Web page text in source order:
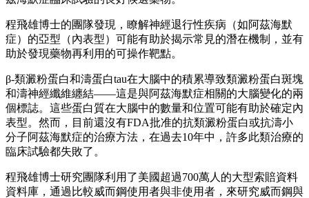
程飛雄博士的團隊發現，瞭解神經退行性疾病（如阿茲海默
症）的亞型（內表型）可能有助於揭示常見的潛在機制，並有
助於發現藥物再利用的可操作靶點。
β-類澱粉蛋白和濤蛋白tau在大腦中的積累導致類澱粉蛋白斑塊
和濤神經纖維纏結——這是與阿茲海默症相關的大腦變化的兩
個標誌。這些蛋白質在大腦中的數量和位置可能有助於確定內
表型。然而，目前還沒有FDA批准的抗類澱粉蛋白或抗濤小
分子阿茲海默症的治療方法，在過去10年中，許多此類治療的
臨床試驗都失敗了。
程飛雄博士研究團隊利用了美國超過700萬人的大型索賠資料
資料庫，通過比較威而鋼使用者與非使用者，來研究威而鋼與